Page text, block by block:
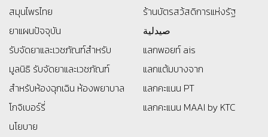
สมุนไพรไทย
ยาแผนปัจจุบัน
รับจัดยาและเวชภัณฑ์สำหรับ
มูลนิธิ รับจัดยาและเวชภัณฑ์
สำหรับห้องฉุกเฉิน ห้องพยาบาล
โกจิเบอร์รี่
นโยบาย
ร้านบัตรสว้สดิการแห่งรัฐ
صيدلية
แลกพอยท์ ais
แลกแต้มบางจาก
แลกคะแนน PT
แลกคะแนน MAAI by KTC